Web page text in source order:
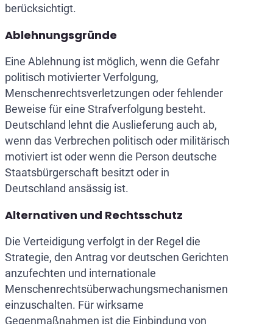
berücksichtigt.
Ablehnungsgründe
Eine Ablehnung ist möglich, wenn die Gefahr
politisch motivierter Verfolgung,
Menschenrechtsverletzungen oder fehlender
Beweise für eine Strafverfolgung besteht.
Deutschland lehnt die Auslieferung auch ab,
wenn das Verbrechen politisch oder militärisch
motiviert ist oder wenn die Person deutsche
Staatsbürgerschaft besitzt oder in
Deutschland ansässig ist.
Alternativen und Rechtsschutz
Die Verteidigung verfolgt in der Regel die
Strategie, den Antrag vor deutschen Gerichten
anzufechten und internationale
Menschenrechtsüberwachungsmechanismen
einzuschalten. Für wirksame
Gegenmaßnahmen ist die Einbindung von